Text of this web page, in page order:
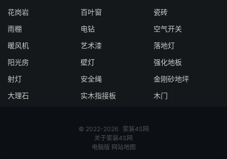
花岗岩
百叶窗
瓷砖
雨棚
电钻
空气开关
暖风机
艺术漆
落地灯
阳光房
壁灯
强化地板
射灯
安全绳
金刚砂地坪
大理石
实木指接板 木门
© 2022-2026 家装4S网
关于家装4S网
电脑版 网站地图